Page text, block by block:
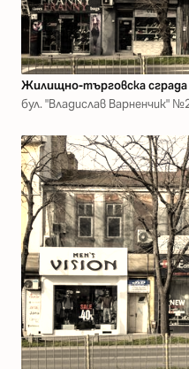
Жилищно-търговска сграда
бул. "Владислав Варненчик"